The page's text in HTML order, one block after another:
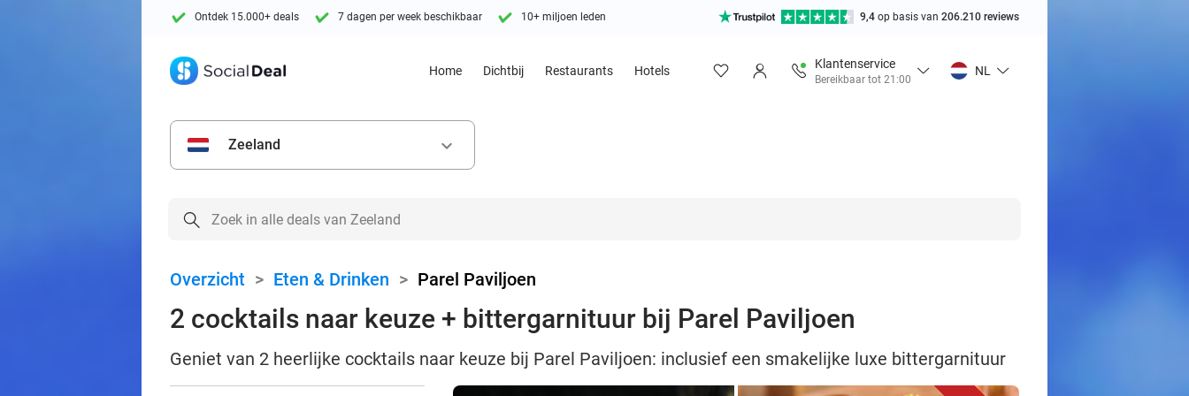
Ontdek 15.000+ deals 7 dagen per week beschikbaar 10+ miljoen leden 9,4 op basis van 206.210 reviews
Home Dichtbij Restaurants Hotels
Klantenservice
Bereikbaar tot 21:00
NL
Zeeland keyboard_arrow_down
Overzicht > Eten & Drinken > Parel Paviljoen
2 cocktails naar keuze + bittergarnituur bij Parel Paviljoen
Geniet van 2 heerlijke cocktails naar keuze bij Parel Paviljoen: inclusief een smakelijke luxe bittergarnituur